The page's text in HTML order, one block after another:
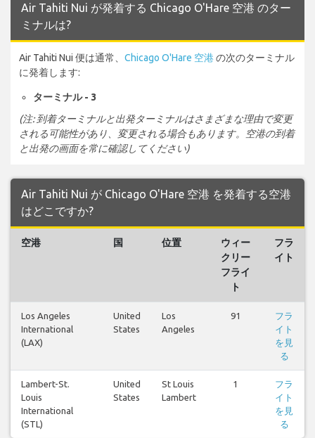
Air Tahiti Nui が発着する Chicago O'Hare 空港 のター
ミナルは?
Air Tahiti Nui 便は通常、 Chicago O'Hare 空港の次のターミナル
に発着します:
ターミナル - 3
(注: 到着ターミナルと出発ターミナルはさまざまな理由で変更
される可能性があり、変更される場合もあります。空港の到着
と出発の画面を常に確認してください)
Air Tahiti Nui が Chicago O'Hare 空港 を発着する空港
はどこですか?
空港 国 位置
ウィー
クリー
フライ
ト
フラ
イト
Los Angeles
International
(LAX)
United
States
Los
Angeles
91
フラ
イト
を見
る
Lambert-St.
Louis
International
(STL)
United
States
St Louis
Lambert
1
フラ
イト
を見
る